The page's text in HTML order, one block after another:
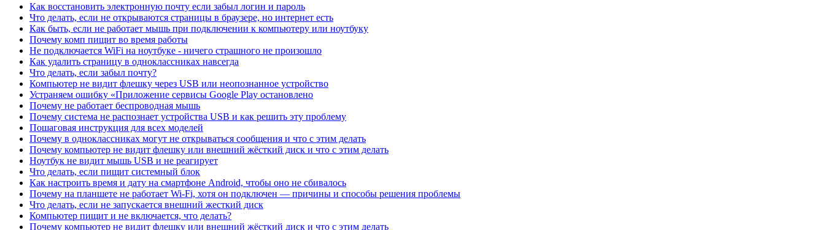
Как восстановить электронную почту если забыл логин и пароль
Что делать, если не открываются страницы в браузере, но интернет есть
Как быть, если не работает мышь при подключении к компьютеру или ноутбуку
Почему комп пищит во время работы
Не подключается WiFi на ноутбуке - ничего страшного не произошло
Как удалить страницу в одноклассниках навсегда
Что делать, если забыл почту?
Компьютер не видит флешку через USB или неопознанное устройство
Устраняем ошибку «Приложение сервисы Google Play остановлено
Почему не работает беспроводная мышь
Почему система не распознает устройства USB и как решить эту проблему
Пошаговая инструкция для всех моделей
Почему в одноклассниках могут не открываться сообщения и что с этим делать
Почему компьютер не видит флешку или внешний жёсткий диск и что с этим делать
Ноутбук не видит мышь USB и не реагирует
Что делать, если пищит системный блок
Как настроить время и дату на смартфоне Android, чтобы оно не сбивалось
Почему на планшете не работает Wi-Fi, хотя он подключен — причины и способы решения проблемы
Что делать, если не запускается внешний жесткий диск
Компьютер пищит и не включается, что делать?
Почему компьютер не видит флешку или внешний жёсткий диск и что с этим делать